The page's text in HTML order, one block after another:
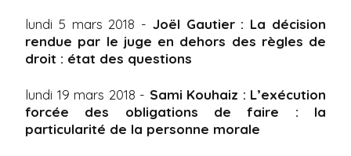
lundi 5 mars 2018 - Joël Gautier : La décision
rendue par le juge en dehors des règles de
droit : état des questions
lundi 19 mars 2018 - Sami Kouhaiz : L’exécution
forcée des obligations de faire : la
particularité de la personne morale